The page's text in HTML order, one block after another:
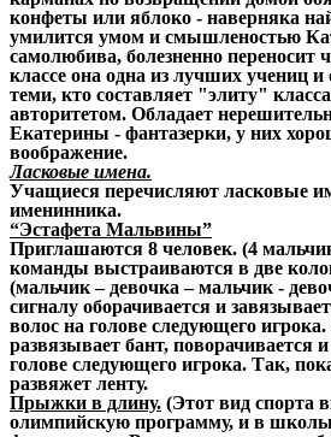
конфеты или яблоко - наверняка
умилится умом и смышленостью
самолюбива, болезненно переносит
классе она одна из лучших учениц
теми, кто составляет "элиту"
авторитетом. Обладает
Екатерины - фантазерки, у них
воображение.
Ласковые имена.
Учащиеся перечисляют ласковые
именинника.
“Эстафета Мальвины”
Приглашаются 8 человек. (4
команды выстраиваются в две
(мальчик – девочка – мальчик -
сигналу оборачивается и
волос на голове следующего
развязывает бант, поворачивается
голове следующего игрока. Так,
развяжет ленту.
Прыжки в длину. (Этот вид спорта
олимпийскую программу, и в